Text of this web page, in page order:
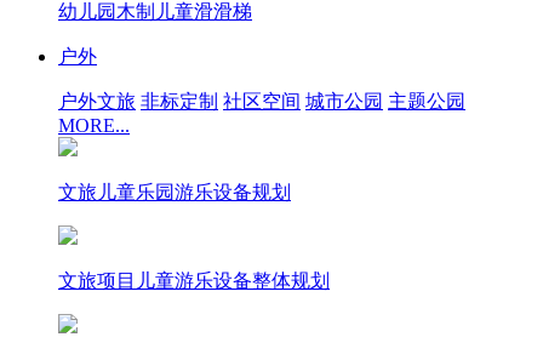
幼儿园木制儿童滑滑梯
户外
户外文旅 非标定制 社区空间 城市公园 主题公园
MORE...
文旅儿童乐园游乐设备规划
文旅项目儿童游乐设备整体规划